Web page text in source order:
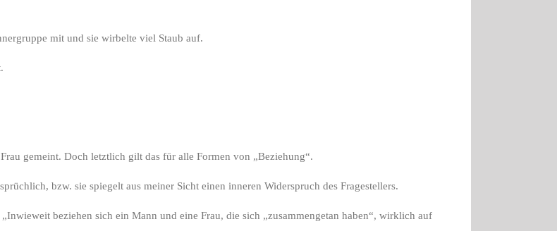
mit und sie wirbelte viel Staub auf.
gemeint. Doch letztlich gilt das für alle Formen von „Beziehung“.
bzw. sie spiegelt aus meiner Sicht einen inneren Widerspruch des Fragestellers.
beziehen sich ein Mann und eine Frau, die sich „zusammengetan haben“, wirklich auf